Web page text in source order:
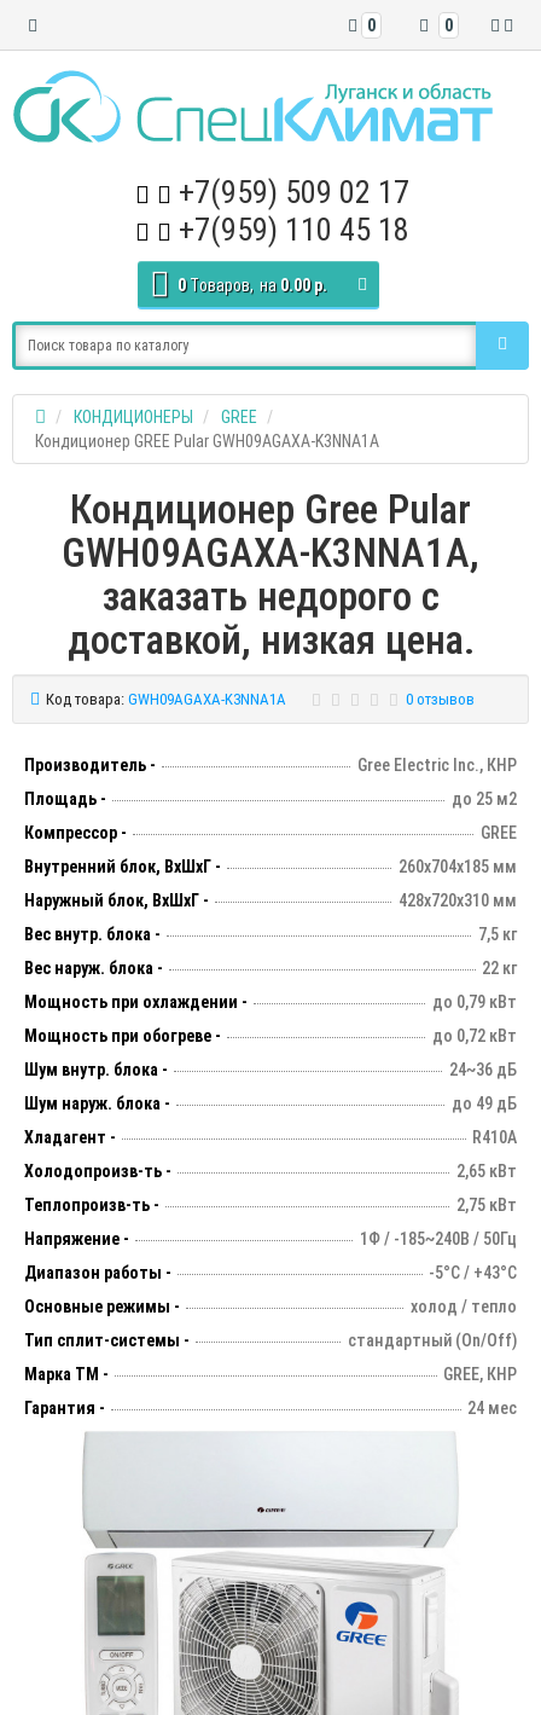
0
0
+7(959) 509 02 17
+7(959) 110 45 18
0 Tоваров, на 0.00 р.
КОНДИЦИОНЕРЫ
GREE
Кондиционер GREE Pular GWH09AGAXA-K3NNA1A
Кондиционер Gree Pular
GWH09AGAXA-K3NNA1A,
заказать недорого с
доставкой, низкая цена.
Код товара: GWH09AGAXA-K3NNA1A 0 отзывов
Производитель -
Gree Electric Inc., КНР
Площадь -
до 25 м2
Компрессор -
GREE
Внутренний блок, ВхШхГ -
260х704х185 мм
Наружный блок, ВхШхГ -
428х720х310 мм
Вес внутр. блока -
7,5 кг
Вес наруж. блока -
22 кг
Мощность при охлаждении -
до 0,79 кВт
Мощность при обогреве -
до 0,72 кВт
Шум внутр. блока -
24~36 дБ
Шум наруж. блока -
до 49 дБ
Хладагент -
R410А
Холодопроизв-ть -
2,65 кВт
Теплопроизв-ть -
2,75 кВт
Напряжение -
1Ф / -185~240В / 50Гц
Диапазон работы -
-5°С / +43°С
Основные режимы -
холод / тепло
Тип сплит-системы -
стандартный (On/Off)
Марка ТМ -
GREE, КНР
Гарантия -
24 мес